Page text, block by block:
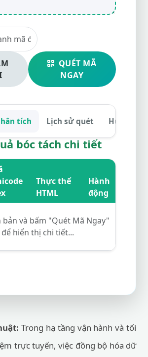
QUÉT MÃ
NGAY
tích Lịch sử quét Hướng
bóc tách chi tiết
Thực thể
HTML
Hành
động
bản và bấm "Quét Mã Ngay"
để hiển thị chi tiết...
Trong hạ tầng vận hành và tối
trực tuyến, việc đồng bộ hóa dữ